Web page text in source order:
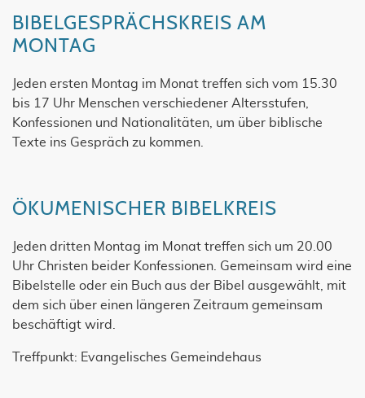
BIBELGESPRÄCHSKREIS AM
MONTAG
Jeden ersten Montag im Monat treffen sich vom 15.30
bis 17 Uhr Menschen verschiedener Altersstufen,
Konfessionen und Nationalitäten, um über biblische
Texte ins Gespräch zu kommen.
ÖKUMENISCHER BIBELKREIS
Jeden dritten Montag im Monat treffen sich um 20.00
Uhr Christen beider Konfessionen. Gemeinsam wird eine
Bibelstelle oder ein Buch aus der Bibel ausgewählt, mit
dem sich über einen längeren Zeitraum gemeinsam
beschäftigt wird.
Treffpunkt: Evangelisches Gemeindehaus